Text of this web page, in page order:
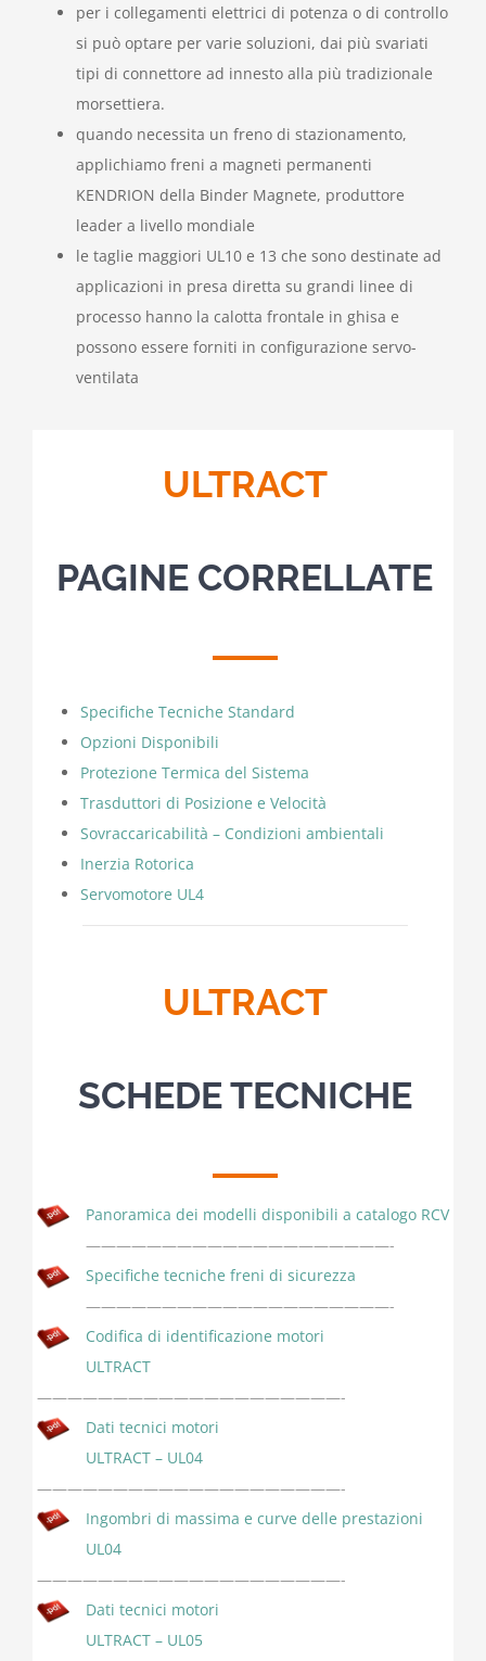
per i collegamenti elettrici di potenza o di controllo
si può optare per varie soluzioni, dai più svariati
tipi di connettore ad innesto alla più tradizionale
morsettiera.
quando necessita un freno di stazionamento,
applichiamo freni a magneti permanenti
KENDRION della Binder Magnete, produttore
leader a livello mondiale
le taglie maggiori UL10 e 13 che sono destinate ad
applicazioni in presa diretta su grandi linee di
processo hanno la calotta frontale in ghisa e
possono essere forniti in configurazione servo-
ventilata
ULTRACT
PAGINE CORRELLATE
Specifiche Tecniche Standard
Opzioni Disponibili
Protezione Termica del Sistema
Trasduttori di Posizione e Velocità
Sovraccaricabilità – Condizioni ambientali
Inerzia Rotorica
Servomotore UL4
ULTRACT
SCHEDE TECNICHE
Panoramica dei modelli disponibili a catalogo RCV
————————————————————-
Specifiche tecniche freni di sicurezza
————————————————————-
Codifica di identificazione motori
ULTRACT
————————————————————-
Dati tecnici motori
ULTRACT – UL04
————————————————————-
Ingombri di massima e curve delle prestazioni
UL04
————————————————————-
Dati tecnici motori
ULTRACT – UL05